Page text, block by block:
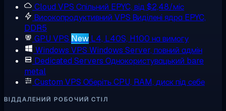
Cloud VPS Спільний EPYC, від $2,48/міс
Високопродуктивний VPS Виділені ядра EPYC,
DDR5
GPU VPS New L4, L40S, H100 на вимогу
Windows VPS Windows Server, повний адмін
Dedicated Servers Однокористувацький bare
metal
Custom VPS Оберіть CPU, RAM, диск під себе
ВІДДАЛЕНИЙ РОБОЧИЙ СТІЛ